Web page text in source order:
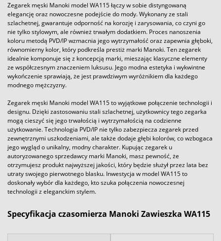
Zegarek męski Manoki model WA115 łączy w sobie distyngowaną
elegancję oraz nowoczesne podejście do mody. Wykonany ze stali
szlachetnej, gwarantuje odporność na korozję i zarysowania, co czyni go
nie tylko stylowym, ale również trwałym dodatkiem. Proces nanoszenia
koloru metodą PVD/IP wzmacnia jego wytrzymałość oraz zapewnia głęboki,
równomierny kolor, który podkreśla prestiż marki Manoki. Ten zegarek
idealnie komponuje się z koncepcją marki, mieszając klasyczne elementy
ze współczesnym znaczeniem luksusu. Jego modna estetyka i wykwintne
wykończenie sprawiają, że jest prawdziwym wyróżnikiem dla każdego
modnego mężczyzny.
Zegarek męski Manoki model WA115 to wyjątkowe połączenie technologii i
designu. Dzięki zastosowaniu stali szlachetnej, użytkownicy tego zegarka
mogą cieszyć się jego trwałością i wytrzymałością na codzienne
użytkowanie. Technologia PVD/IP nie tylko zabezpiecza zegarek przed
zewnętrznymi uszkodzeniami, ale także dodaje głębi kolorów, co wzbogaca
jego wygląd o unikalny, modny charakter. Kupując zegarek u
autoryzowanego sprzedawcy marki Manoki, masz pewność, że
otrzymujesz produkt najwyższej jakości, który będzie służył przez lata bez
utraty swojego pierwotnego blasku. Inwestycja w model WA115 to
doskonały wybór dla każdego, kto szuka połączenia nowoczesnej
technologii z eleganckim stylem.
Specyfikacja czasomierza Manoki Zawieszka WA115